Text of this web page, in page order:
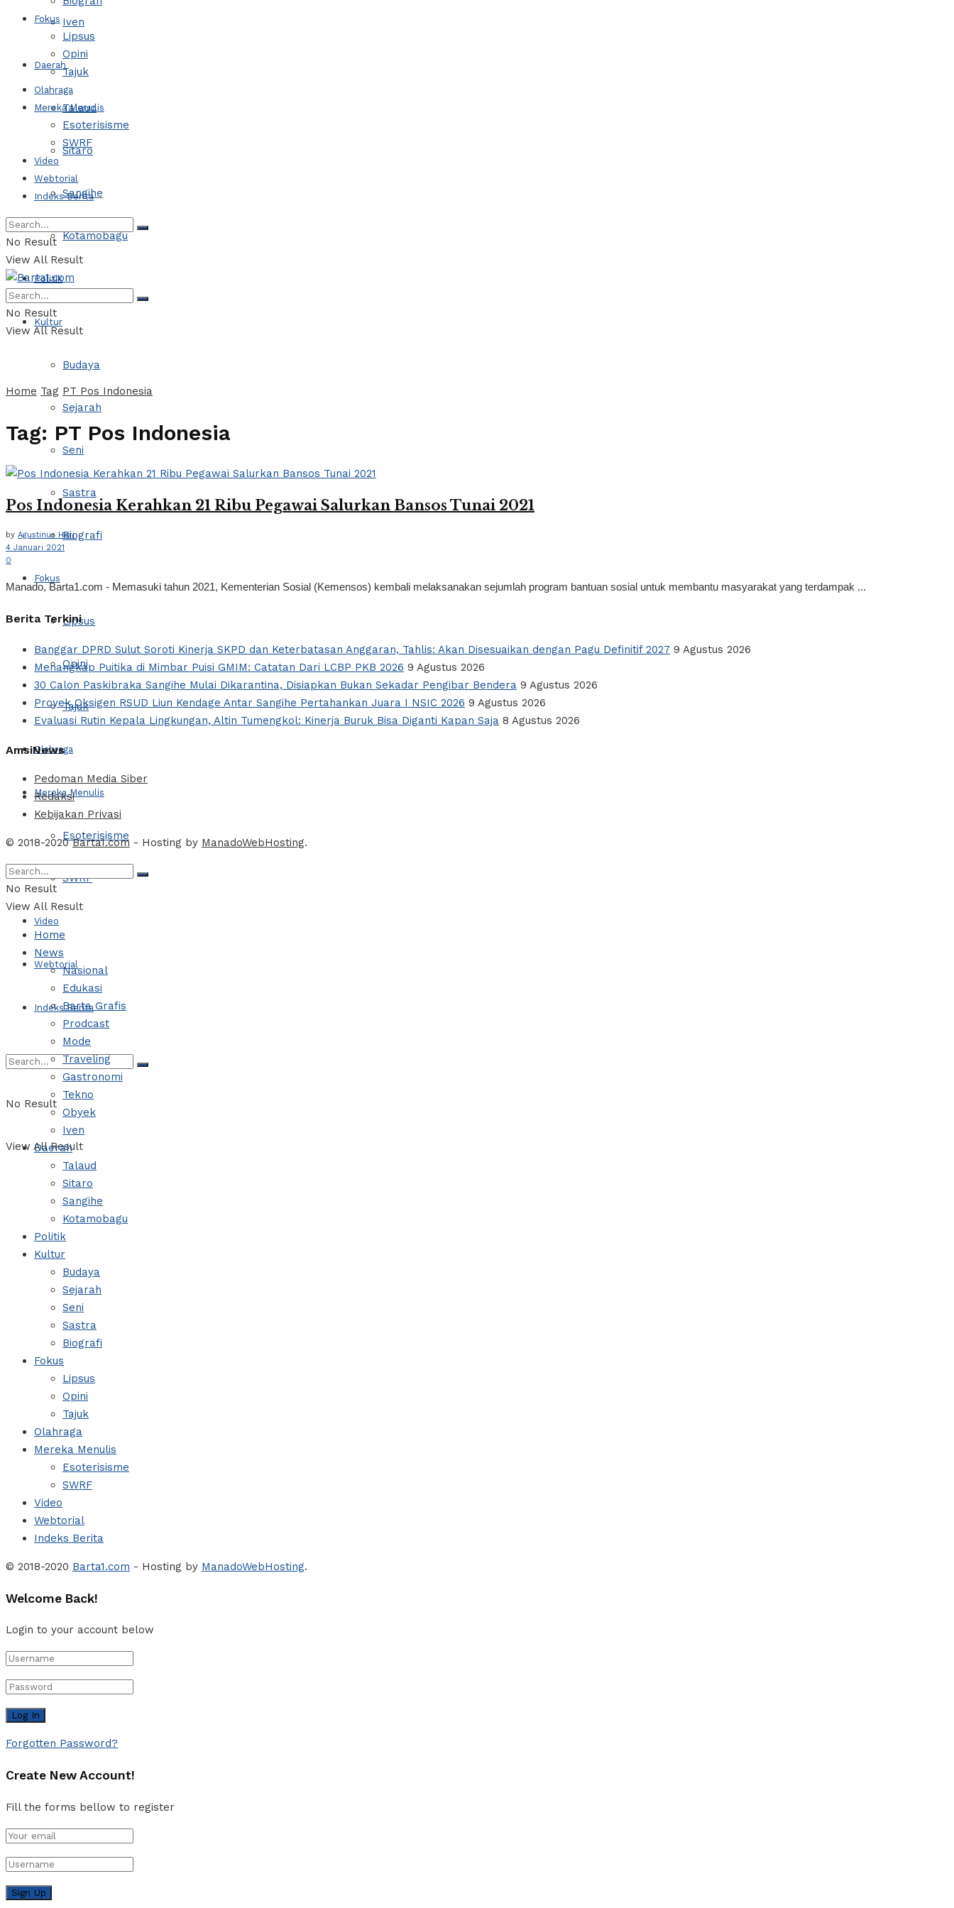
Iven
Daerah
Talaud
Sitaro
Sangihe
Kotamobagu
Politik
Kultur
Budaya
Sejarah
Seni
Sastra
Biografi
Fokus
Lipsus
Opini
Tajuk
Olahraga
Mereka Menulis
Esoterisisme
SWRF
Video
Webtorial
Indeks Berita
No Result
View All Result
Fokus
Lipsus
Opini
Tajuk
Olahraga
Mereka Menulis
Esoterisisme
SWRF
Video
Webtorial
Indeks Berita
No Result
View All Result
No Result
View All Result
Home Tag PT Pos Indonesia
Tag: PT Pos Indonesia
Pos Indonesia Kerahkan 21 Ribu Pegawai Salurkan Bansos Tunai 2021
by Agustinus Hari
4 Januari 2021
0
Manado, Barta1.com - Memasuki tahun 2021, Kementerian Sosial (Kemensos) kembali melaksanakan sejumlah program bantuan sosial untuk membantu masyarakat yang terdampak ...
Berita Terkini
Banggar DPRD Sulut Soroti Kinerja SKPD dan Keterbatasan Anggaran, Tahlis: Akan Disesuaikan dengan Pagu Definitif 2027 9 Agustus 2026
Menangkap Puitika di Mimbar Puisi GMIM: Catatan Dari LCBP PKB 2026 9 Agustus 2026
30 Calon Paskibraka Sangihe Mulai Dikarantina, Disiapkan Bukan Sekadar Pengibar Bendera 9 Agustus 2026
Proyek Oksigen RSUD Liun Kendage Antar Sangihe Pertahankan Juara I NSIC 2026 9 Agustus 2026
Evaluasi Rutin Kepala Lingkungan, Altin Tumengkol: Kinerja Buruk Bisa Diganti Kapan Saja 8 Agustus 2026
AmsiNews
Pedoman Media Siber
Redaksi
Kebijakan Privasi
© 2018-2020Barta1.com - Hosting by ManadoWebHosting.
No Result
View All Result
Home
News
Nasional
Edukasi
Barta Grafis
Prodcast
Mode
Traveling
Gastronomi
Tekno
Obyek
Iven
Daerah
Talaud
Sitaro
Sangihe
Kotamobagu
Politik
Kultur
Budaya
Sejarah
Seni
Sastra
Biografi
Fokus
Lipsus
Opini
Tajuk
Olahraga
Mereka Menulis
Esoterisisme
SWRF
Video
Webtorial
Indeks Berita
© 2018-2020 Barta1.com - Hosting by ManadoWebHosting.
Welcome Back!
Login to your account below
Forgotten Password?
Create New Account!
Fill the forms bellow to register